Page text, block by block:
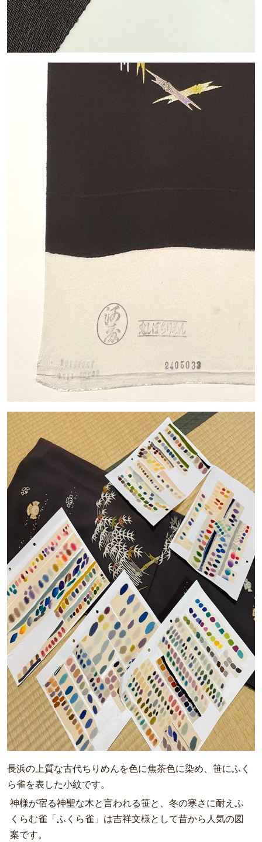
長浜の上質な古代ちりめんを色に焦茶色に染め、笹にふく
ら雀を表した小紋です。
神様が宿る神聖な木と言われる笹と、冬の寒さに耐えふ
くらむ雀「ふくら雀」は吉祥文様として昔から人気の図
案です。